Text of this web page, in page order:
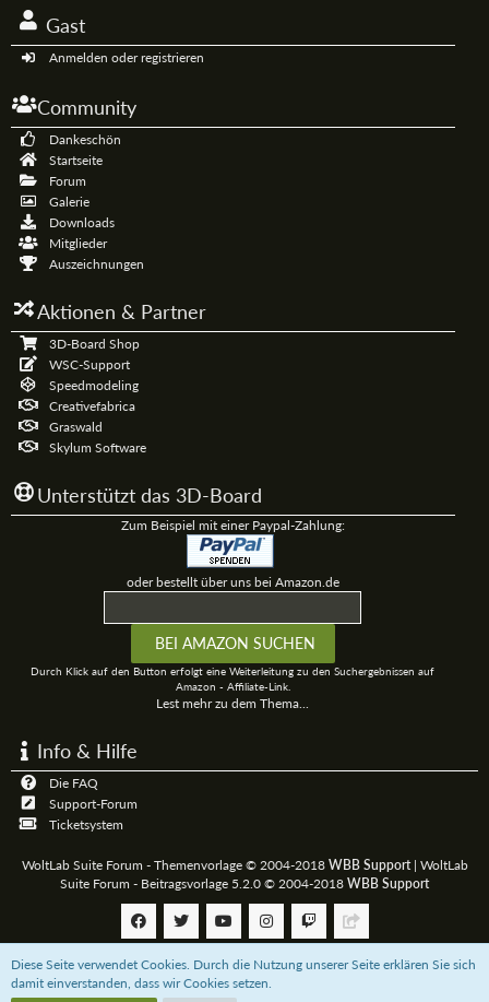
Gast
Anmelden oder registrieren
Community
Dankeschön
Startseite
Forum
Galerie
Downloads
Mitglieder
Auszeichnungen
Aktionen & Partner
3D-Board Shop
WSC-Support
Speedmodeling
Creativefabrica
Graswald
Skylum Software
Unterstützt das 3D-Board
Zum Beispiel mit einer Paypal-Zahlung:
oder bestellt über uns bei Amazon.de
Durch Klick auf den Button erfolgt eine Weiterleitung zu den Suchergebnissen auf
Amazon - Affiliate-Link.
Lest mehr zu dem Thema...
Info & Hilfe
Die FAQ
Support-Forum
Ticketsystem
WoltLab Suite Forum - Themenvorlage © 2004-2018 WBB Support| WoltLab
Suite Forum - Beitragsvorlage 5.2.0 © 2004-2018 WBB Support
Community-Software:WoltLab Suite™
Diese Seite verwendet Cookies. Durch die Nutzung unserer Seite erklären Sie sich
damit einverstanden, dass wir Cookies setzen.